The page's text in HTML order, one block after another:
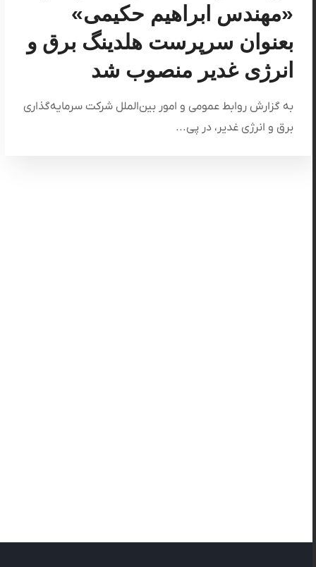
«مهندس ابراهیم حکیمی»
بعنوان سرپرست هلدینگ برق و
انرژی غدیر منصوب شد
به گزارش روابط عمومی و امور بین‌الملل شرکت سرمایه‌گذاری
برق و انرژی غدیر، در پی...